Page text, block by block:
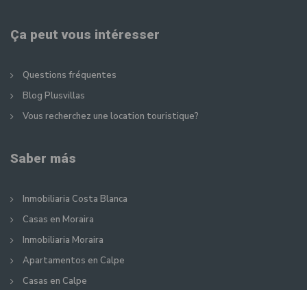
Ça peut vous intéresser
Questions fréquentes
Blog Plusvillas
Vous recherchez une location touristique?
Saber más
Inmobiliaria Costa Blanca
Casas en Moraira
Inmobiliaria Moraira
Apartamentos en Calpe
Casas en Calpe